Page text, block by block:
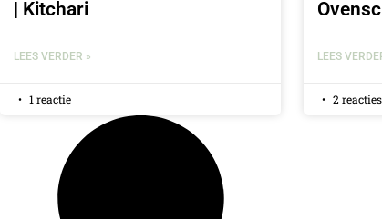
| Kitchari
LEES VERDER »
1 reactie
LEES
2 reacties